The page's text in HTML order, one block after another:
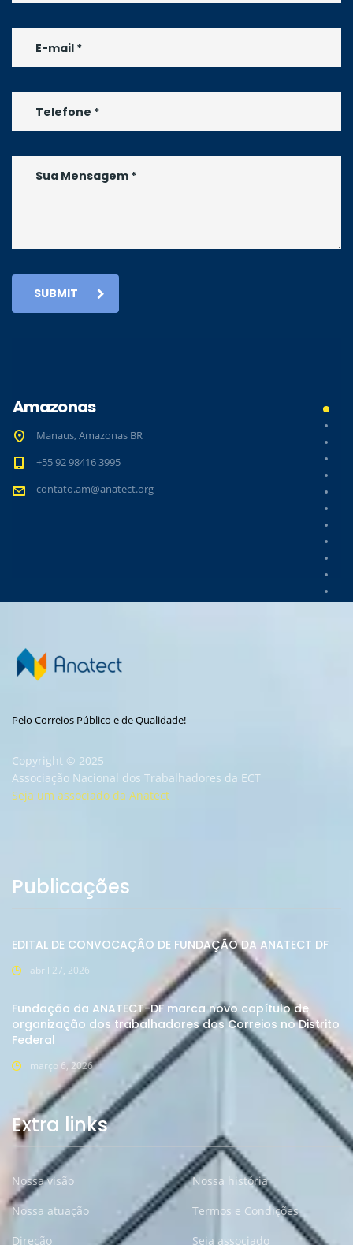
SUBMIT
Amazonas
Manaus, Amazonas BR
+55 92 98416 3995
contato.am@anatect.org
Pelo Correios Público e de Qualidade!
Copyright © 2025
Associação Nacional dos Trabalhadores da ECT
Seja um associado da Anatect
Publicações
EDITAL DE CONVOCAÇÂO DE FUNDAÇÃO DA ANATECT DF
abril 27, 2026
Fundação da ANATECT-DF marca novo capítulo de
organização dos trabalhadores dos Correios no Distrito
Federal
março 6, 2026
Extra links
Nossa visão
Nossa história
Nossa atuação
Termos e Condições
Direção
Seja associado